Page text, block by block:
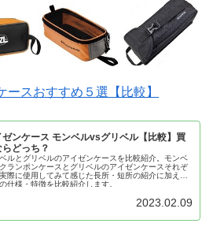
ースおすすめ５選【比較】
ゼンケース モンベルvsグリベル【比較】買
らどっち？
ルとグリベルのアイゼンケースを比較紹介。モンベ
ランポンケースとグリベルのアイゼンケースそれぞ
際に使用してみて感じた長所・短所の紹介に加えて
仕様・特徴を比較紹介します。
2023.02.09